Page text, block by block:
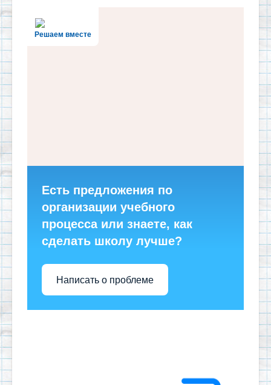
Решаем вместе
Есть предложения по
организации учебного
процесса или знаете, как
сделать школу лучше?
Написать о проблеме